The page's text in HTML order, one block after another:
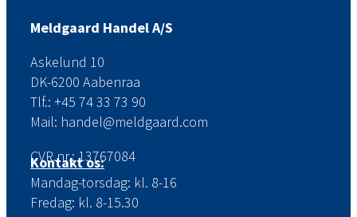
Meldgaard Handel A/S
Askelund 10
DK-6200 Aabenraa
Tlf.: +45 74 33 73 90
Mail: handel@meldgaard.com
CVR.nr.: 13767084
Kontakt os:
Mandag-torsdag: kl. 8-16
Fredag: kl. 8-15.30